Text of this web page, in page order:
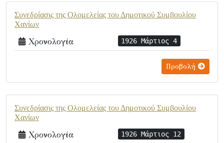
Συνεδρίασις της Ολομελείας του Δημοτικού Συμβουλίου
Χανίων
Χρονολογία 1926 Μάρτιος 4
Προβολή
Συνεδρίασις της Ολομελείας του Δημοτικού Συμβουλίου
Χανίων
Χρονολογία 1926 Μάρτιος 12